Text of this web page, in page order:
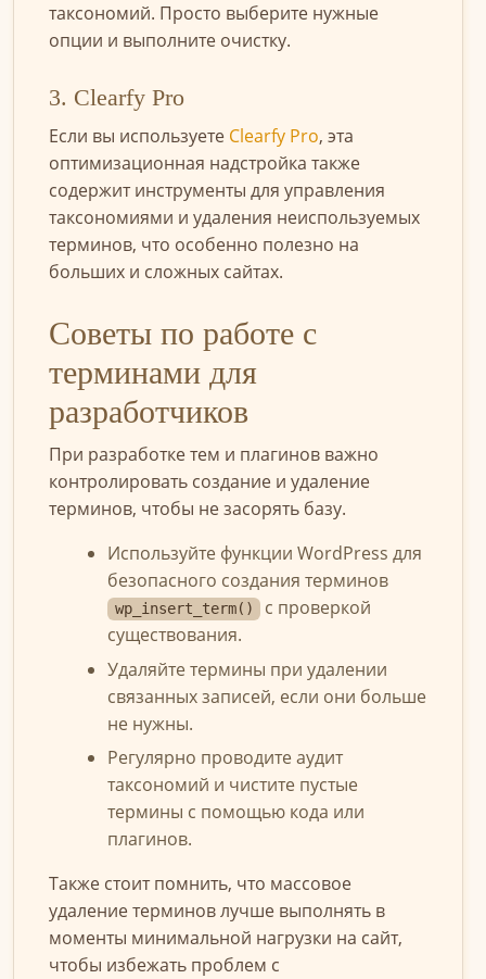
таксономий. Просто выберите нужные
опции и выполните очистку.
3. Clearfy Pro
Если вы используете Clearfy Pro, эта
оптимизационная надстройка также
содержит инструменты для управления
таксономиями и удаления неиспользуемых
терминов, что особенно полезно на
больших и сложных сайтах.
Советы по работе с
терминами для
разработчиков
При разработке тем и плагинов важно
контролировать создание и удаление
терминов, чтобы не засорять базу.
Используйте функции WordPress для
безопасного создания терминов
wp_insert_term()
с проверкой
существования.
Удаляйте термины при удалении
связанных записей, если они больше
не нужны.
Регулярно проводите аудит
таксономий и чистите пустые
термины с помощью кода или
плагинов.
Также стоит помнить, что массовое
удаление терминов лучше выполнять в
моменты минимальной нагрузки на сайт,
чтобы избежать проблем с